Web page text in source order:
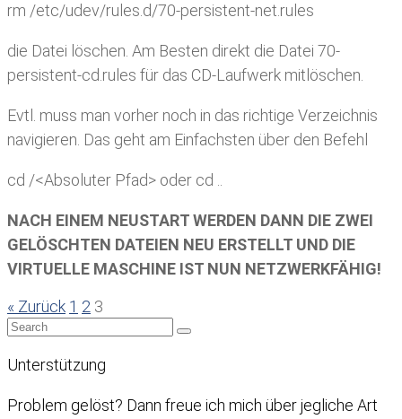
rm /etc/udev/rules.d/70-persistent-net.rules
die Datei löschen. Am Besten direkt die Datei 70-
persistent-cd.rules für das CD-Laufwerk mitlöschen.
Evtl. muss man vorher noch in das richtige Verzeichnis
navigieren. Das geht am Einfachsten über den Befehl
cd /<Absoluter Pfad> oder cd ..
NACH EINEM NEUSTART WERDEN DANN DIE ZWEI
GELÖSCHTEN DATEIEN NEU ERSTELLT UND DIE
VIRTUELLE MASCHINE IST NUN NETZWERKFÄHIG!
« Zurück 1 2 3
Unterstützung
Problem gelöst? Dann freue ich mich über jegliche Art